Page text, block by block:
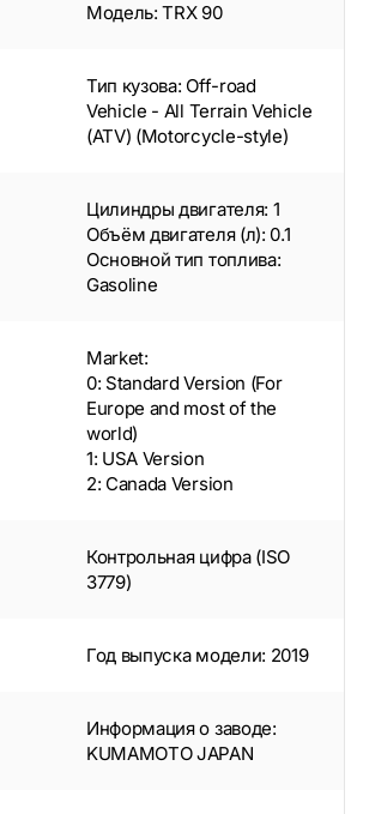
Модель: TRX 90
Тип кузова: Off-road
Vehicle - All Terrain Vehicle
(ATV) (Motorcycle-style)
Цилиндры двигателя: 1
Объём двигателя (л): 0.1
Основной тип топлива:
Gasoline
Market:
0: Standard Version (For
Europe and most of the
world)
1: USA Version
2: Canada Version
Контрольная цифра (ISO
3779)
Год выпуска модели: 2019
Информация о заводе:
KUMAMOTO JAPAN